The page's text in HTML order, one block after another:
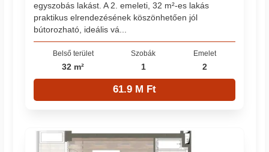
egyszobás lakást. A 2. emeleti, 32 m²-es lakás
praktikus elrendezésének köszönhetően jól
bútorozható, ideális vá...
Belső terület
32 m²
Szobák
1
Emelet
2
61.9 M Ft